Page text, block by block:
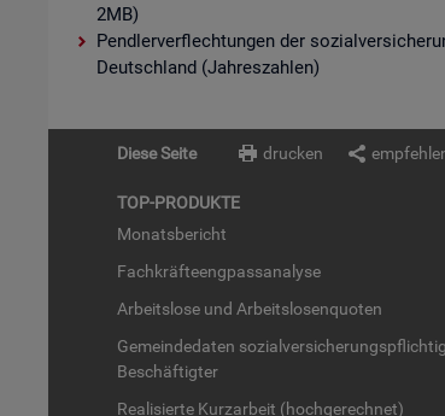
2MB)
Pendlerverflechtungen der
Deutschland (Jahreszahlen)
Diese Seite drucken
TOP-PRO­DUK­TE
Mo­nats­be­richt
Fach­kräf­te­eng­pass­ana­ly­se
Ar­beits­lo­se und Ar­beits­lo­sen­quo­ten
Ge­mein­de­da­ten so­zi­al­ver­si­che­rungs­pflich­tig
Be­schäf­tig­ter
Rea­li­sier­te Kurz­ar­beit (hoch­ge­rech­net)